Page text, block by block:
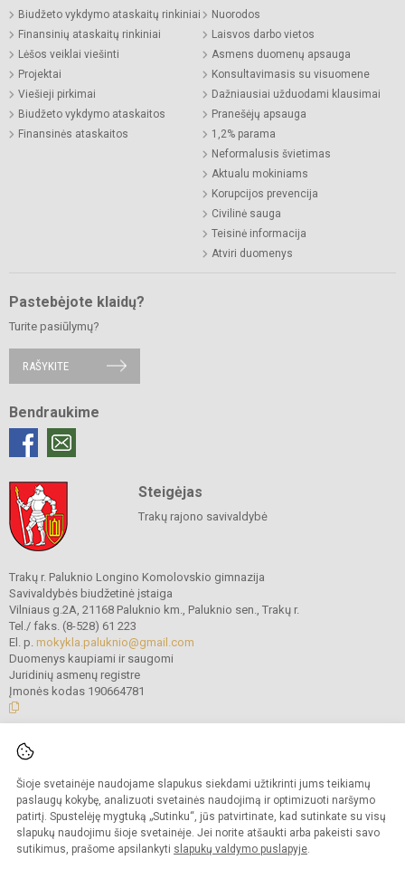
Šioje svetainėje naudojame slapukus siekdami užtikrinti jums teikiamų
paslaugų kokybę, analizuoti svetainės naudojimą ir optimizuoti naršymo
patirtį. Spustelėję mygtuką „Sutinku“, jūs patvirtinate, kad sutinkate su visų
slapukų naudojimu šioje svetainėje. Jei norite atšaukti arba pakeisti savo
sutikimus, prašome apsilankyti slapukų valdymo puslapyje.
Biudžeto vykdymo ataskaitų rinkiniai
Finansinių ataskaitų rinkiniai
Lėšos veiklai viešinti
Projektai
Viešieji pirkimai
Biudžeto vykdymo ataskaitos
Finansinės ataskaitos
Nuorodos
Laisvos darbo vietos
Asmens duomenų apsauga
Konsultavimasis su visuomene
Dažniausiai užduodami klausimai
Pranešėjų apsauga
1,2% parama
Neformalusis švietimas
Aktualu mokiniams
Korupcijos prevencija
Civilinė sauga
Teisinė informacija
Atviri duomenys
Pastebėjote klaidų?
Turite pasiūlymų?
RAŠYKITE
Bendraukime
Steigėjas
Trakų rajono savivaldybė
Trakų r. Paluknio Longino Komolovskio gimnazija
Savivaldybės biudžetinė įstaiga
Vilniaus g.2A, 21168 Paluknio km., Paluknio sen., Trakų r.
Tel./ faks. (8-528) 61 223
El. p. mokykla.paluknio@gmail.com
Duomenys kaupiami ir saugomi
Juridinių asmenų registre
Įmonės kodas 190664781
© 2021. Trakų r. Paluknio Longino Komolovskio gimnazija. Visos teisės
Kopijuoti turinį be raštiško gimnazijos administracijos sutikimo griežtai
draudžiama.
Prieinamumo paraiška Slapukų valdymas
Sumanus būdas atnaujinti